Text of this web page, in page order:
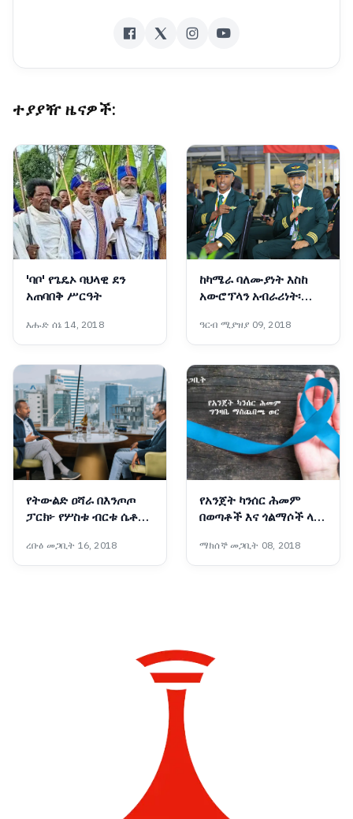
ተያያዥ ዜናዎች:
'ባቦ' የጌዴኦ ባህላዊ ደን
አጠባበቅ ሥርዓት
እሑድ ሰኔ 14, 2018
ከካሜራ ባለሙያነት እስከ
አውሮፕላን አብራሪነት፡
ዓርብ ሚያዝያ 09, 2018
የትውልድ ዐሻራ በእንጦጦ
ፓርክ፦ የሦስቱ ብርቱ ሴቶች
ዐቢይ አሕመድ (ዶ/ር) ዕይታ
ረቡዕ መጋቢት 16, 2018
የአንጀት ካንሰር ሕመም
በወጣቶች እና ጎልማሶች ላይ
መምጣቱ ተገለጸ
ማክሰኞ መጋቢት 08, 2018